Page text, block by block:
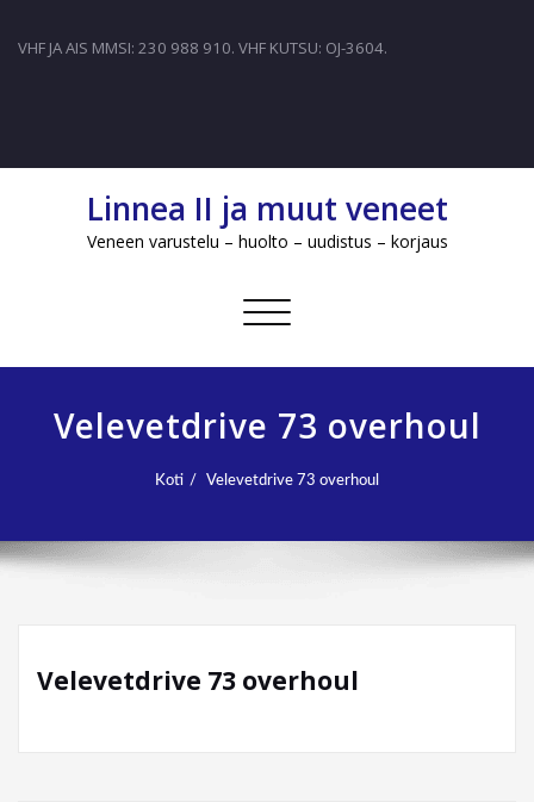
VHF JA AIS MMSI: 230 988 910. VHF KUTSU: OJ-3604.
Linnea II ja muut veneet
Veneen varustelu – huolto – uudistus – korjaus
Avaa/sulje
Velevetdrive 73 overhoul
Koti Velevetdrive 73 overhoul
Velevetdrive 73 overhoul